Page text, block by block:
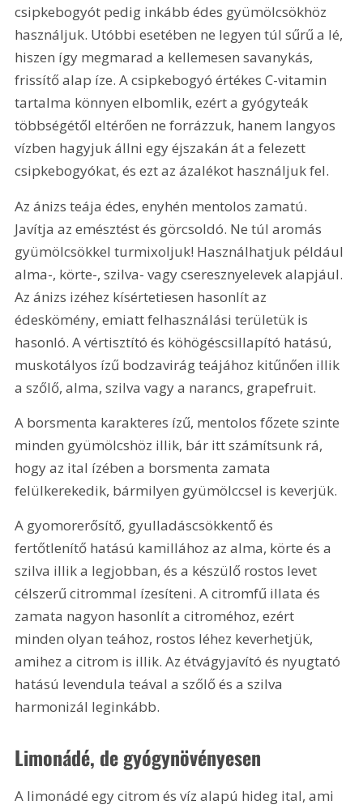
csipkebogyót pedig inkább édes gyümölcsökhöz
használjuk. Utóbbi esetében ne legyen túl sűrű a lé,
hiszen így megmarad a kellemesen savanykás,
frissítő alap íze. A csipkebogyó értékes C-vitamin
tartalma könnyen elbomlik, ezért a gyógyteák
többségétől eltérően ne forrázzuk, hanem langyos
vízben hagyjuk állni egy éjszakán át a felezett
csipkebogyókat, és ezt az ázalékot használjuk fel.
Az ánizs teája édes, enyhén mentolos zamatú.
Javítja az emésztést és görcsoldó. Ne túl aromás
gyümölcsökkel turmixoljuk! Használhatjuk például
alma-, körte-, szilva- vagy cseresznyelevek alapjául.
Az ánizs izéhez kísértetiesen hasonlít az
édeskömény, emiatt felhasználási területük is
hasonló. A vértisztító és köhögéscsillapító hatású,
muskotályos ízű bodzavirág teájához kitűnően illik
a szőlő, alma, szilva vagy a narancs, grapefruit.
A borsmenta karakteres ízű, mentolos főzete szinte
minden gyümölcshöz illik, bár itt számítsunk rá,
hogy az ital ízében a borsmenta zamata
felülkerekedik, bármilyen gyümölccsel is keverjük.
A gyomorerősítő, gyulladáscsökkentő és
fertőtlenítő hatású kamillához az alma, körte és a
szilva illik a legjobban, és a készülő rostos levet
célszerű citrommal ízesíteni. A citromfű illata és
zamata nagyon hasonlít a citroméhoz, ezért
minden olyan teához, rostos léhez keverhetjük,
amihez a citrom is illik. Az étvágyjavító és nyugtató
hatású levendula teával a szőlő és a szilva
harmonizál leginkább.
Limonádé, de gyógynövényesen
A limonádé egy citrom és víz alapú hideg ital, ami